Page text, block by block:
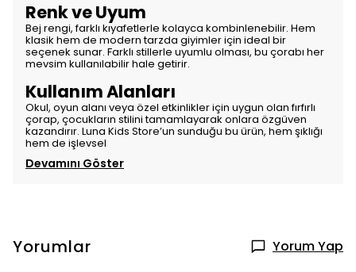
Renk ve Uyum
Bej rengi, farklı kıyafetlerle kolayca kombinlenebilir. Hem
klasik hem de modern tarzda giyimler için ideal bir
seçenek sunar. Farklı stillerle uyumlu olması, bu çorabı her
mevsim kullanılabilir hale getirir.
Kullanım Alanları
Okul, oyun alanı veya özel etkinlikler için uygun olan fırfırlı
çorap, çocukların stilini tamamlayarak onlara özgüven
kazandırır. Luna Kids Store’un sunduğu bu ürün, hem şıklığı
hem de işlevsel
Devamını Göster
Yorumlar Yorum Yap